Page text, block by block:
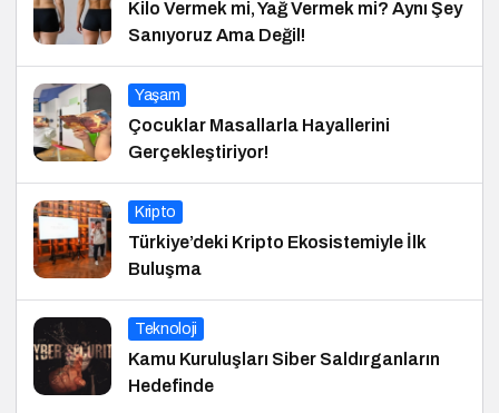
Kilo Vermek mi, Yağ Vermek mi? Aynı Şey
Sanıyoruz Ama Değil!
Yaşam
Çocuklar Masallarla Hayallerini
Gerçekleştiriyor!
Kripto
Türkiye’deki Kripto Ekosistemiyle İlk
Buluşma
Teknoloji
Kamu Kuruluşları Siber Saldırganların
Hedefinde